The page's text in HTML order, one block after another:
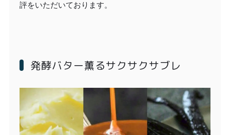
評をいただいております。
発酵バター薫るサクサクサブレ